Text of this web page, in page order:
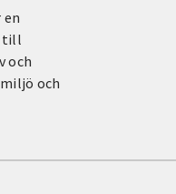
en
till
och
och